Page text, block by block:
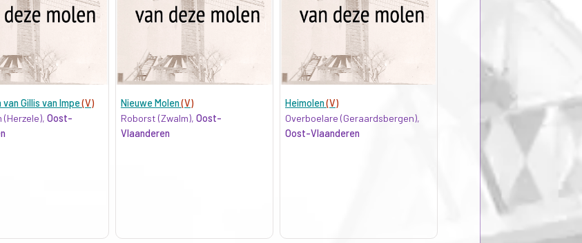
van Gillis van Impe(V)
(Herzele), Oost-
Nieuwe Molen(V)
Roborst (Zwalm), Oost-
Vlaanderen
Heimolen(V)
Overboelare (Geraardsbergen),
Oost-Vlaanderen